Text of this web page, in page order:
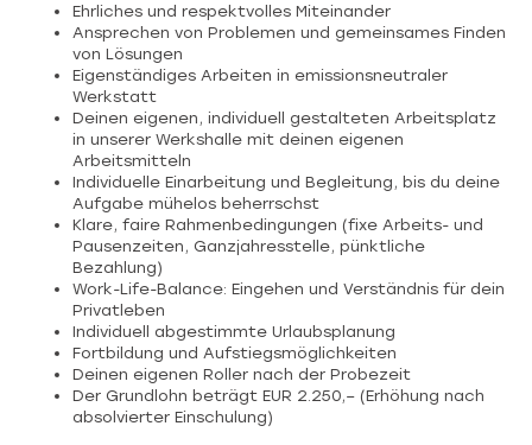
Ehrliches und respektvolles Miteinander
Ansprechen von Problemen und gemeinsames Finden
von Lösungen
Eigenständiges Arbeiten in emissionsneutraler
Werkstatt
Deinen eigenen, individuell gestalteten Arbeitsplatz
in unserer Werkshalle mit deinen eigenen
Arbeitsmitteln
Individuelle Einarbeitung und Begleitung, bis du deine
Aufgabe mühelos beherrschst
Klare, faire Rahmenbedingungen (fixe Arbeits- und
Pausenzeiten, Ganzjahresstelle, pünktliche
Bezahlung)
Work-Life-Balance: Eingehen und Verständnis für dein
Privatleben
Individuell abgestimmte Urlaubsplanung
Fortbildung und Aufstiegsmöglichkeiten
Deinen eigenen Roller nach der Probezeit
Der Grundlohn beträgt EUR 2.250,– (Erhöhung nach
absolvierter Einschulung)